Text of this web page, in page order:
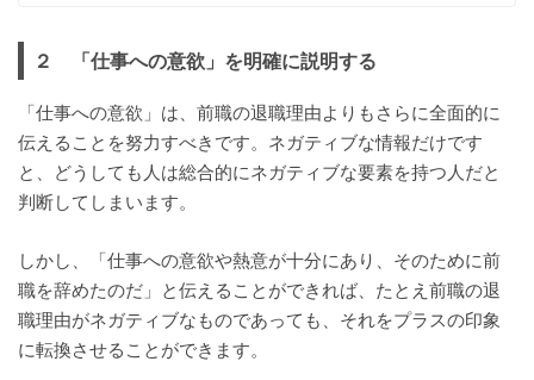
２ 「仕事への意欲」を明確に説明する
「仕事への意欲」は、前職の退職理由よりもさらに全面的に
伝えることを努力すべきです。ネガティブな情報だけです
と、どうしても人は総合的にネガティブな要素を持つ人だと
判断してしまいます。
しかし、「仕事への意欲や熱意が十分にあり、そのために前
職を辞めたのだ」と伝えることができれば、たとえ前職の退
職理由がネガティブなものであっても、それをプラスの印象
に転換させることができます。